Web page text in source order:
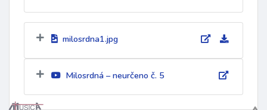
milosrdna1.jpg
Milosrdná – neurčeno č. 5